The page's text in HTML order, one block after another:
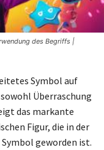
des Begriffs |
Symbol auf
Überraschung
das markante
Figur, die in der
geworden ist.